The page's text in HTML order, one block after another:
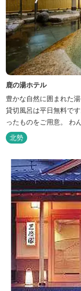
鹿の湯ホテル
豊かな自然に囲まれた
貸切風呂は平日無料で
ったものをご用意。 わ
将手作りのお酢とカモ
脱衣所に最新の高機能
北勢